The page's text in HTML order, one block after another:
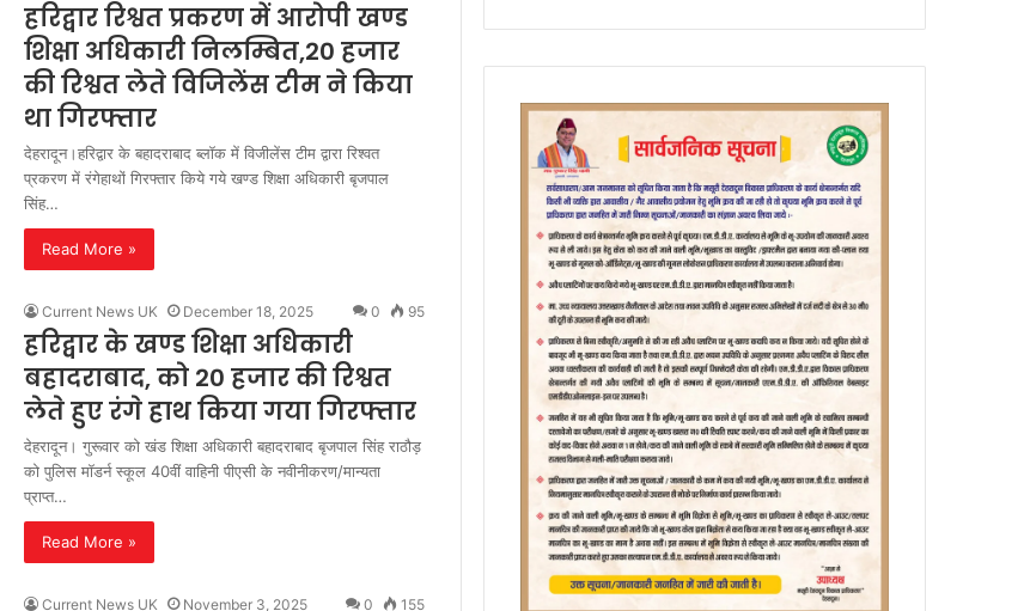
हरिद्वार रिश्वत प्रकरण में आरोपी खण्ड
शिक्षा अधिकारी निलम्बित,20 हजार
की रिश्वत लेते विजिलेंस टीम ने किया
था गिरफ्तार
देहरादून।हरिद्वार के बहादराबाद ब्लॉक में विजीलेंस टीम द्वारा रिश्वत
प्रकरण में रंगेहाथों गिरफ्तार किये गये खण्ड शिक्षा अधिकारी बृजपाल
सिंह…
Read More »
Current News UK December 18, 2025 0 95
हरिद्वार के खण्ड शिक्षा अधिकारी
बहादराबाद, को 20 हजार की रिश्वत
लेते हुए रंगे हाथ किया गया गिरफ्तार
देहरादून। गुरूवार को खंड शिक्षा अधिकारी बहादराबाद बृजपाल सिंह राठौड़
को पुलिस मॉडर्न स्कूल 40वीं वाहिनी पीएसी के नवीनीकरण/मान्यता
प्राप्त…
Read More »
Current News UK November 3, 2025 0 155